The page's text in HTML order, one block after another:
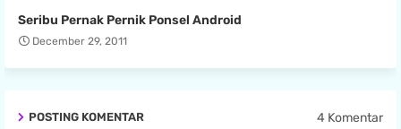
Seribu Pernak Pernik Ponsel Android
December 29, 2011
POSTING KOMENTAR 4 Komentar